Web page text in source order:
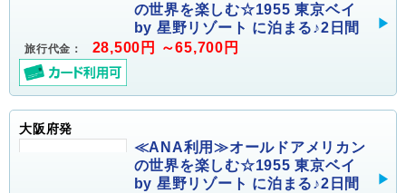
の世界を楽しむ☆1955 東京ベイ
by 星野リゾート に泊まる♪2日間
旅行代金： 28,500円 ～65,700円
大阪府発
≪ANA利用≫オールドアメリカン
の世界を楽しむ☆1955 東京ベイ
by 星野リゾート に泊まる♪2日間